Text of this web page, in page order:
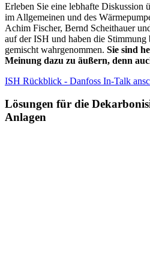
Erleben Sie eine lebhafte Diskussion
im Allgemeinen und des
Achim Fischer, Bernd Scheithauer
auf der ISH und haben die Stimmung
gemischt wahrgenommen. Sie sind
Meinung dazu zu äußern, denn
ISH Rückblick - Danfoss In-Talk
Lösungen für die
Anlagen